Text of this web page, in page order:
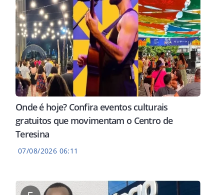
Onde é hoje? Confira eventos culturais
gratuitos que movimentam o Centro de
Teresina
07/08/2026 06:11